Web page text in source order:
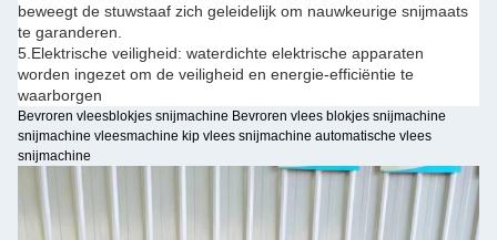
beweegt de stuwstaaf zich geleidelijk om nauwkeurige snijmaats
te garanderen.
5.Elektrische veiligheid: waterdichte elektrische apparaten
worden ingezet om de veiligheid en energie-efficiëntie te
waarborgen
Bevroren vleesblokjes snijmachine Bevroren vlees blokjes snijmachine
snijmachine vleesmachine kip vlees snijmachine automatische vlees
snijmachine